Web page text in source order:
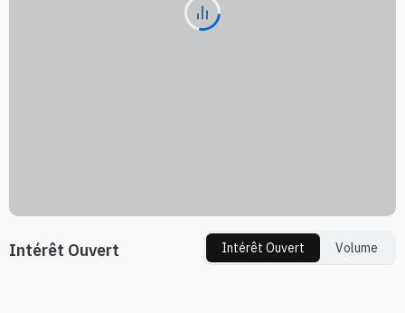
Intérêt Ouvert Intérêt Ouvert Volume